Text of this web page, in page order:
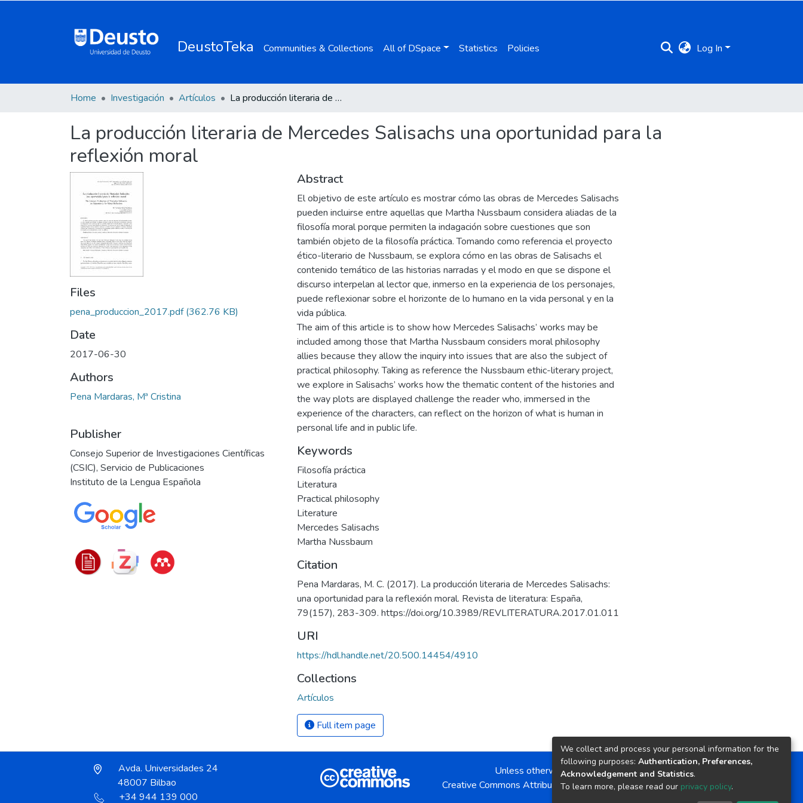
DeustoTeka Communities & Collections All of DSpace Statistics Policies Log In
Home Investigación Artículos La producción literaria de Mercedes Salisachs una oportunidad para la reflexión moral
La producción literaria de Mercedes Salisachs una oportunidad para la
reflexión moral
Files
pena_produccion_2017.pdf(362.76 KB)
Date
2017-06-30
Authors
Pena Mardaras, Mª Cristina
Publisher
Consejo Superior de Investigaciones Científicas
(CSIC), Servicio de Publicaciones
Instituto de la Lengua Española
Abstract
El objetivo de este artículo es mostrar cómo las obras de Mercedes Salisachs
pueden incluirse entre aquellas que Martha Nussbaum considera aliadas de la
filosofía moral porque permiten la indagación sobre cuestiones que son
también objeto de la filosofía práctica. Tomando como referencia el proyecto
ético-literario de Nussbaum, se explora cómo en las obras de Salisachs el
contenido temático de las historias narradas y el modo en que se dispone el
discurso interpelan al lector que, inmerso en la experiencia de los personajes,
puede reflexionar sobre el horizonte de lo humano en la vida personal y en la
vida pública.
The aim of this article is to show how Mercedes Salisachs’ works may be
included among those that Martha Nussbaum considers moral philosophy
allies because they allow the inquiry into issues that are also the subject of
practical philosophy. Taking as reference the Nussbaum ethic-literary project,
we explore in Salisachs’ works how the thematic content of the histories and
the way plots are displayed challenge the reader who, immersed in the
experience of the characters, can reflect on the horizon of what is human in
personal life and in public life.
Keywords
Filosofía práctica
Literatura
Practical philosophy
Literature
Mercedes Salisachs
Martha Nussbaum
Citation
Pena Mardaras, M. C. (2017). La producción literaria de Mercedes Salisachs:
una oportunidad para la reflexión moral. Revista de literatura: España,
79(157), 283-309. https://doi.org/10.3989/REVLITERATURA.2017.01.011
URI
https://hdl.handle.net/20.500.14454/4910
Collections
Artículos
Full item page
Avda. Universidades 24
48007 Bilbao
+34 944 139 000
Unless otherwise noted, the item license is described as:
Creative Commons Attribution-NonCommercial-NoDerivs 4.0 License
We collect and process your personal information for the
following purposes: Authentication, Preferences,
Acknowledgement and Statistics.
To learn more, please read our privacy policy.